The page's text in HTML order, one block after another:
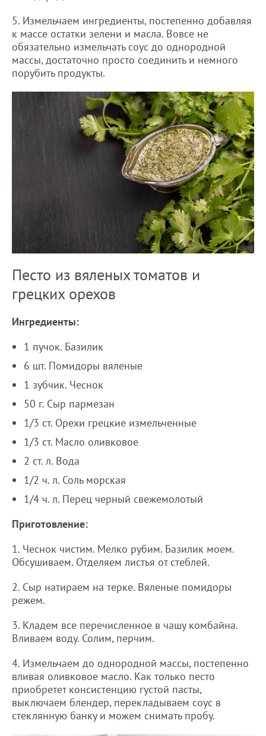
5. Измельчаем ингредиенты, постепенно добавляя
к массе остатки зелени и масла. Вовсе не
обязательно измельчать соус до однородной
массы, достаточно просто соединить и немного
порубить продукты.
Песто из вяленых томатов и
грецких орехов
Ингредиенты:
1 пучок. Базилик
6 шт. Помидоры вяленые
1 зубчик. Чеснок
50 г. Сыр пармезан
1/3 ст. Орехи грецкие измельченные
1/3 ст. Масло оливковое
2 ст. л. Вода
1/2 ч. л. Соль морская
1/4 ч. л. Перец черный свежемолотый
Приготовление:
1. Чеснок чистим. Мелко рубим. Базилик моем.
Обсушиваем. Отделяем листья от стеблей.
2. Сыр натираем на терке. Вяленые помидоры
режем.
3. Кладем все перечисленное в чашу комбайна.
Вливаем воду. Солим, перчим.
4. Измельчаем до однородной массы, постепенно
вливая оливковое масло. Как только песто
приобретет консистенцию густой пасты,
выключаем блендер, перекладываем соус в
стеклянную банку и можем снимать пробу.